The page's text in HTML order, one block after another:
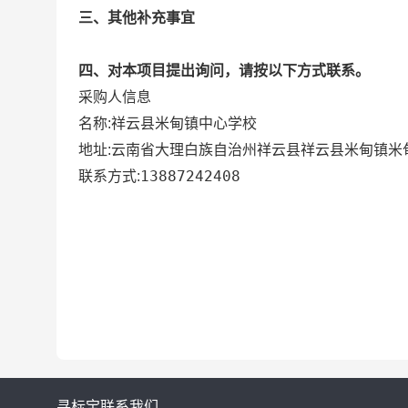
三、其他补充事宜
四、对本项目提出询问，请按以下方式联系。
采购人信息
名称:祥云县米甸镇中心学校
地址:云南省大理白族自治州祥云县祥云县米甸镇
联系方式:13887242408